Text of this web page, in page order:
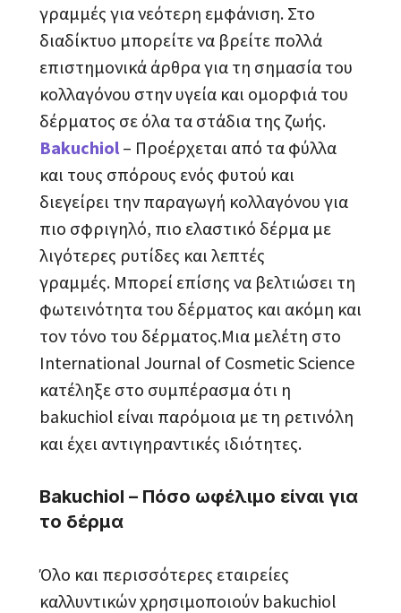
γραμμές για νεότερη εμφάνιση. Στο
διαδίκτυο μπορείτε να βρείτε πολλά
επιστημονικά άρθρα για τη σημασία του
κολλαγόνου στην υγεία και ομορφιά του
δέρματος σε όλα τα στάδια της ζωής.
Bakuchiol – Προέρχεται από τα φύλλα
και τους σπόρους ενός φυτού και
διεγείρει την παραγωγή κολλαγόνου για
πιο σφριγηλό, πιο ελαστικό δέρμα με
λιγότερες ρυτίδες και λεπτές
γραμμές. Μπορεί επίσης να βελτιώσει τη
φωτεινότητα του δέρματος και ακόμη και
τον τόνο του δέρματος.Μια μελέτη στο
International Journal of Cosmetic Science
κατέληξε στο συμπέρασμα ότι η
bakuchiol είναι παρόμοια με τη ρετινόλη
και έχει αντιγηραντικές ιδιότητες.
Bakuchiol – Πόσο ωφέλιμο είναι για
το δέρμα
Όλο και περισσότερες εταιρείες
καλλυντικών χρησιμοποιούν bakuchiol